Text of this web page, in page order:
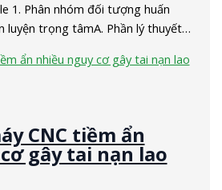
1. Phân nhóm đối tượng huấn
luyện trọng tâmA. Phần lý thuyết…
CNC tiềm ẩn
gây tai nạn lao